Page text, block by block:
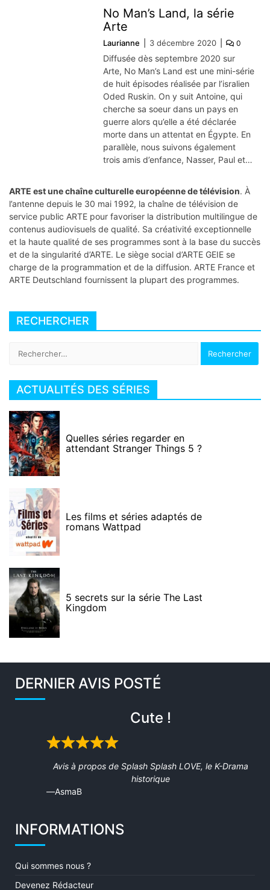
No Man’s Land, la série
Arte
Laurianne 3 décembre 2020 0
Diffusée dès septembre 2020 sur
Arte, No Man’s Land est une mini-série
de huit épisodes réalisée par l’isralien
Oded Ruskin. On y suit Antoine, qui
cherche sa soeur dans un pays en
guerre alors qu’elle a été déclarée
morte dans un attentat en Égypte. En
parallèle, nous suivons également
trois amis d’enfance, Nasser, Paul et…
ARTE est une chaîne culturelle européenne de télévision. À
l’antenne depuis le 30 mai 1992, la chaîne de télévision de
service public ARTE pour favoriser la distribution multilingue de
contenus audiovisuels de qualité. Sa créativité exceptionnelle
et la haute qualité de ses programmes sont à la base du succès
et de la singularité d’ARTE. Le siège social d’ARTE GEIE se
charge de la programmation et de la diffusion. ARTE France et
ARTE Deutschland fournissent la plupart des programmes.
RECHERCHER
ACTUALITÉS DES SÉRIES
Quelles séries regarder en
attendant Stranger Things 5 ?
Les films et séries adaptés de
romans Wattpad
5 secrets sur la série The Last
Kingdom
DERNIER AVIS POSTÉ
Cute !
Rated
Avis à propos de Splash Splash LOVE, le K-Drama
historique
AsmaB
INFORMATIONS
Qui sommes nous ?
Devenez Rédacteur